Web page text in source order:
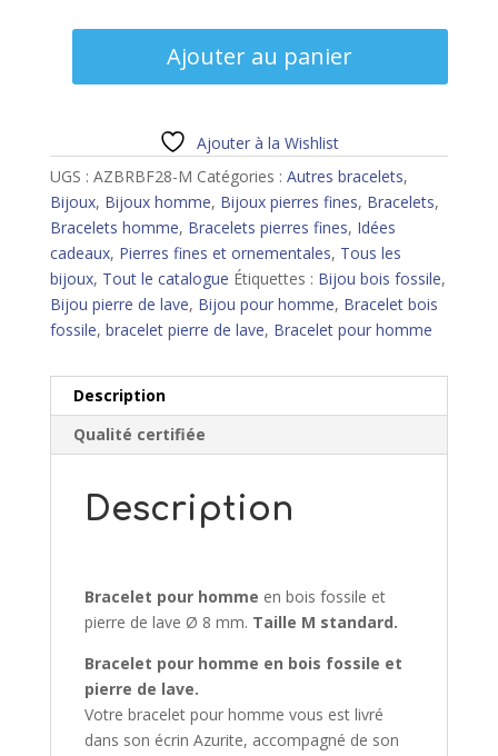
Bracelet
fossile
et
pierre
lave-
M
Ajouter au panier
Ajouter à la Wishlist
UGS : AZBRBF28-M Catégories : Autres bracelets,
Bijoux, Bijoux homme, Bijoux pierres fines, Bracelets,
Bracelets homme, Bracelets pierres fines, Idées
cadeaux, Pierres fines et ornementales, Tous les
bijoux, Tout le catalogue Étiquettes : Bijou bois fossile,
Bijou pierre de lave, Bijou pour homme, Bracelet bois
fossile, bracelet pierre de lave, Bracelet pour homme
Description
Qualité certifiée
Description
Bracelet pour homme en bois fossile et
pierre de lave Ø 8 mm. Taille M standard.
Bracelet pour homme en bois fossile et
pierre de lave.
Votre bracelet pour homme vous est livré
dans son écrin Azurite, accompagné de son